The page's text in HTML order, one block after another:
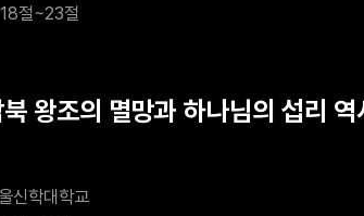
절~23절
왕조의 멸망과 하나님의 섭리
신학대학교